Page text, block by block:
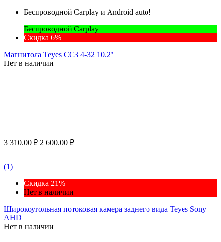
Беспроводной Carplay и Android auto!
Беспроводной Carplay
Скидка 6%
Магнитола Teyes CC3 4-32 10.2"
Нет в наличии
3 310.00 ₽ 2 600.00 ₽
(1)
Скидка 21%
Нет в наличии
Широкоугольная потоковая камера заднего вида Teyes Sony
AHD
Нет в наличии